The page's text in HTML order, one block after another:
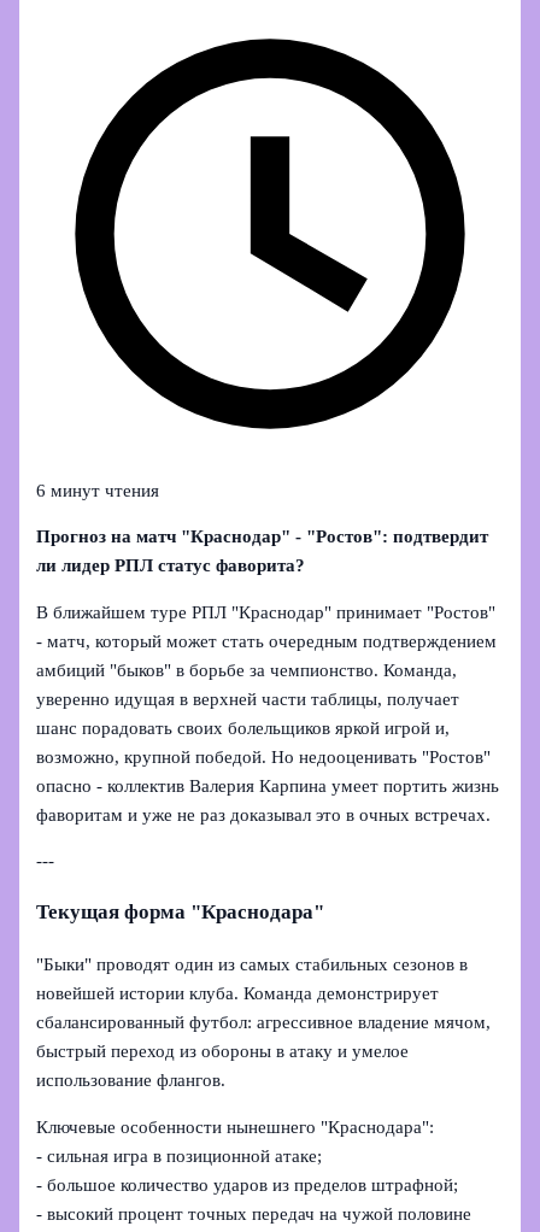
6 минут чтения
Прогноз на матч "Краснодар" - "Ростов": подтвердит
ли лидер РПЛ статус фаворита?
В ближайшем туре РПЛ "Краснодар" принимает "Ростов"
- матч, который может стать очередным подтверждением
амбиций "быков" в борьбе за чемпионство. Команда,
уверенно идущая в верхней части таблицы, получает
шанс порадовать своих болельщиков яркой игрой и,
возможно, крупной победой. Но недооценивать "Ростов"
опасно - коллектив Валерия Карпина умеет портить жизнь
фаворитам и уже не раз доказывал это в очных встречах.
---
Текущая форма "Краснодара"
"Быки" проводят один из самых стабильных сезонов в
новейшей истории клуба. Команда демонстрирует
сбалансированный футбол: агрессивное владение мячом,
быстрый переход из обороны в атаку и умелое
использование флангов.
Ключевые особенности нынешнего "Краснодара":
- сильная игра в позиционной атаке;
- большое количество ударов из пределов штрафной;
- высокий процент точных передач на чужой половине